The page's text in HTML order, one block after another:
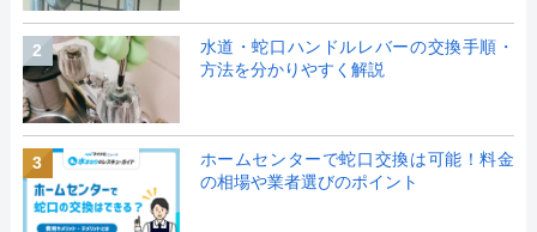
2
水道・蛇口ハンドルレバーの交換手順・
方法を分かりやすく解説
3
ホームセンターで蛇口交換は可能！料金
の相場や業者選びのポイント